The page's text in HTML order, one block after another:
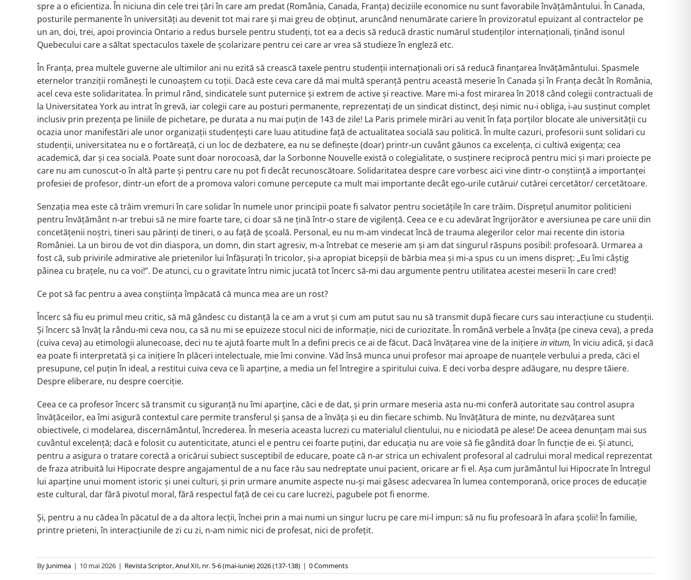
spre a o eficientiza. În niciuna din cele trei țări în care am predat (România, Canada, Franța) deciziile economice nu sunt favorabile învățământului. În Canada,
posturile permanente în universități au devenit tot mai rare și mai greu de obținut, aruncând nenumărate cariere în provizoratul epuizant al contractelor pe
un an, doi, trei, apoi provincia Ontario a redus bursele pentru studenți, tot ea a decis să reducă drastic numărul studenților internaționali, ținând isonul
Quebecului care a săltat spectaculos taxele de școlarizare pentru cei care ar vrea să studieze în engleză etc.
În Franța, prea multele guverne ale ultimilor ani nu ezită să crească taxele pentru studenții internaționali ori să reducă finanțarea învățământului. Spasmele
eternelor tranziții românești le cunoaștem cu toții. Dacă este ceva care dă mai multă speranță pentru această meserie în Canada și în Franța decât în România,
acel ceva este solidaritatea. În primul rând, sindicatele sunt puternice și extrem de active și reactive. Mare mi‑a fost mirarea în 2018 când colegii contractuali de
la Universitatea York au intrat în grevă, iar colegii care au posturi permanente, reprezentați de un sindicat distinct, deși nimic nu‑i obliga, i‑au susținut complet
inclusiv prin prezența pe liniile de pichetare, pe durata a nu mai puțin de 143 de zile! La Paris primele mirări au venit în fața porților blocate ale universității cu
ocazia unor manifestări ale unor organizații studențești care luau atitudine față de actualitatea socială sau politică. În multe cazuri, profesorii sunt solidari cu
studenții, universitatea nu e o fortăreață, ci un loc de dezbatere, ea nu se definește (doar) printr‑un cuvânt găunos ca excelența, ci cultivă exigența; cea
academică, dar și cea socială. Poate sunt doar norocoasă, dar la Sorbonne Nouvelle există o colegialitate, o susținere reciprocă pentru mici și mari proiecte pe
care nu am cunoscut‑o în altă parte și pentru care nu pot fi decât recunoscătoare. Solidaritatea despre care vorbesc aici vine dintr‑o conștiință a importanței
profesiei de profesor, dintr‑un efort de a promova valori comune percepute ca mult mai importante decât ego‑urile cutărui/ cutărei cercetător/ cercetătoare.
Senzația mea este că trăim vremuri în care solidar în numele unor principii poate fi salvator pentru societățile în care trăim. Disprețul anumitor politicieni
pentru învățământ n‑ar trebui să ne mire foarte tare, ci doar să ne țină într‑o stare de vigilență. Ceea ce e cu adevărat îngrijorător e aversiunea pe care unii din
concetățenii noștri, tineri sau părinți de tineri, o au față de școală. Personal, eu nu m‑am vindecat încă de trauma alegerilor celor mai recente din istoria
României. La un birou de vot din diaspora, un domn, din start agresiv, m‑a întrebat ce meserie am și am dat singurul răspuns posibil: profesoară. Urmarea a
fost că, sub privirile admirative ale prietenilor lui înfășurați în tricolor, și‑a apropiat bicepșii de bărbia mea și mi‑a spus cu un imens dispreț: „Eu îmi câștig
pâinea cu brațele, nu ca voi!”. De atunci, cu o gravitate întru nimic jucată tot încerc să‑mi dau argumente pentru utilitatea acestei meserii în care cred!
Ce pot să fac pentru a avea conștiința împăcată că munca mea are un rost?
Încerc să fiu eu primul meu critic, să mă gândesc cu distanță la ce am a vrut și cum am putut sau nu să transmit după fiecare curs sau interacțiune cu studenții.
Și încerc să învăț la rându‑mi ceva nou, ca să nu mi se epuizeze stocul nici de informație, nici de curiozitate. În română verbele a învăța (pe cineva ceva), a preda
(cuiva ceva) au etimologii alunecoase, deci nu te ajută foarte mult în a defini precis ce ai de făcut. Dacă învățarea vine de la inițierein vitum,în viciu adică, și dacă
ea poate fi interpretată și ca inițiere în plăceri intelectuale, mie îmi convine. Văd însă munca unui profesor mai aproape de nuanțele verbului a preda, căci el
presupune, cel puțin în ideal, a restitui cuiva ceva ce îi aparține, a media un fel întregire a spiritului cuiva. E deci vorba despre adăugare, nu despre tăiere.
Despre eliberare, nu despre coerciție.
Ceea ce ca profesor încerc să transmit cu siguranță nu îmi aparține, căci e de dat, și prin urmare meseria asta nu‑mi conferă autoritate sau control asupra
învățăceilor, ea îmi asigură contextul care permite transferul și șansa de a învăța și eu din fiecare schimb. Nu învățătura de minte, nu dezvățarea sunt
obiectivele, ci modelarea, discernământul, încrederea. În meseria aceasta lucrezi cu materialul clientului, nu e niciodată pe alese! De aceea denunțam mai sus
cuvântul excelență; dacă e folosit cu autenticitate, atunci el e pentru cei foarte puțini, dar educația nu are voie să fie gândită doar în funcție de ei. Și atunci,
pentru a asigura o tratare corectă a oricărui subiect susceptibil de educare, poate că n‑ar strica un echivalent profesoral al cadrului moral medical reprezentat
de fraza atribuită lui Hipocrate despre angajamentul de a nu face rău sau nedreptate unui pacient, oricare ar fi el. Așa cum jurământul lui Hipocrate în întregul
lui aparține unui moment istoric și unei culturi, și prin urmare anumite aspecte nu‑și mai găsesc adecvarea în lumea contemporană, orice proces de educație
este cultural, dar fără pivotul moral, fără respectul față de cei cu care lucrezi, pagubele pot fi enorme.
Și, pentru a nu cădea în păcatul de a da altora lecții, închei prin a mai numi un singur lucru pe care mi‑l impun: să nu fiu profesoară în afara școlii! În familie,
printre prieteni, în interacțiunile de zi cu zi, n‑am nimic nici de profesat, nici de profețit.
By Junimea | 10 mai 2026 | Revista Scriptor, Anul XII, nr. 5-6 (mai-iunie) 2026 (137-138) | 0 Comments